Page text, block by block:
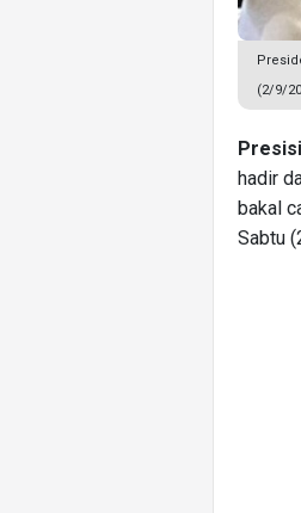
(2/9/
hadir
bakal
Sabtu